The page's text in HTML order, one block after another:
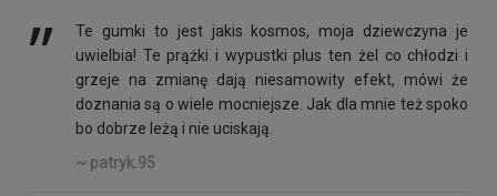
’’
Te gumki to jest jakis kosmos, moja dziewczyna je
uwielbia! Te prążki i wypustki plus ten żel co chłodzi i
grzeje na zmianę dają niesamowity efekt, mówi że
doznania są o wiele mocniejsze. Jak dla mnie też spoko
bo dobrze leżą i nie uciskają.
~ patryk.95